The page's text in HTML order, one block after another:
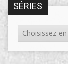
SÉRIES